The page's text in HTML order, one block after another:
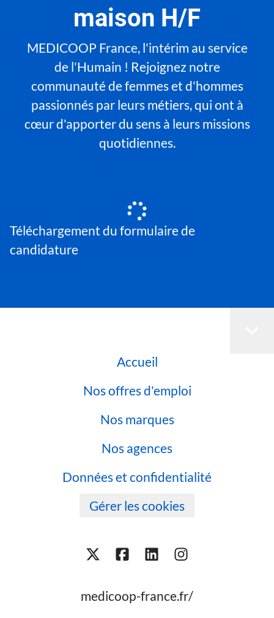
maison H/F
MEDICOOP France, l'intérim au service
de l'Humain ! Rejoignez notre
communauté de femmes et d'hommes
passionnés par leurs métiers, qui ont à
cœur d'apporter du sens à leurs missions
quotidiennes.
Téléchargement du formulaire de
candidature
Accueil
Nos offres d'emploi
Nos marques
Nos agences
Données et confidentialité
Gérer les cookies
medicoop-france.fr/